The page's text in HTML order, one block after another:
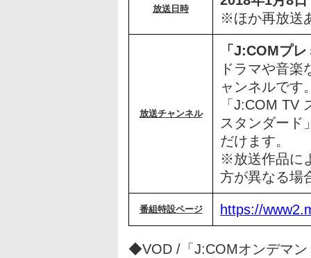
放送日時
※ほか再放送
放送チャンネル
「J:COMプ
ドラマや音
ャンネルです
「J:COM TV
スタンダード
だけます。
※放送作品に
方が異なる場
番組特設ページ https://
◆VOD /「J:COMオンデマン